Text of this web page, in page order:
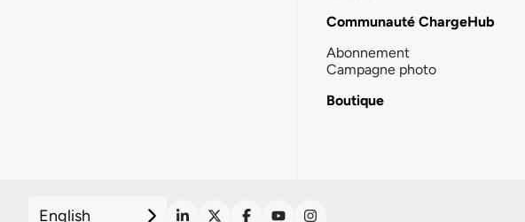
Communauté ChargeHub
Abonnement
Campagne photo
Boutique
English